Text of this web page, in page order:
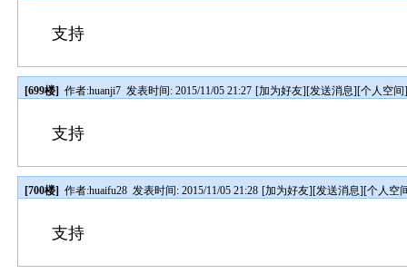
支持
[699楼] 作者:huanji7 发表时间: 2015/11/05 21:27 [加为好友][发送消息][个人空间
支持
[700楼] 作者:huaifu28 发表时间: 2015/11/05 21:28 [加为好友][发送消息][个人空
支持